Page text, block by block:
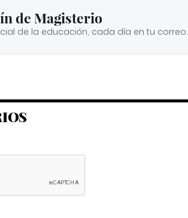
de Magisterio
de la educación, cada día en tu correo.